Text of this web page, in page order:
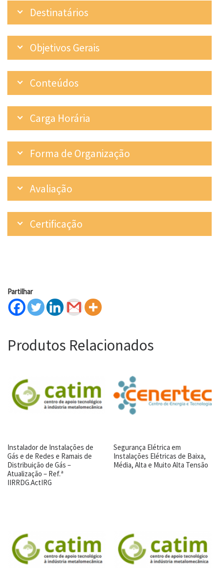
Destinatários
Objetivos Gerais
Conteúdos
Carga Horária
Forma de Organização
Avaliação
Certificação
Partilhar
Produtos Relacionados
Instalador de Instalações de
Gás e de Redes e Ramais de
Distribuição de Gás –
Atualização – Ref.ª
IIRRDG.ActIRG
Segurança Elétrica em
Instalações Elétricas de Baixa,
Média, Alta e Muito Alta Tensão